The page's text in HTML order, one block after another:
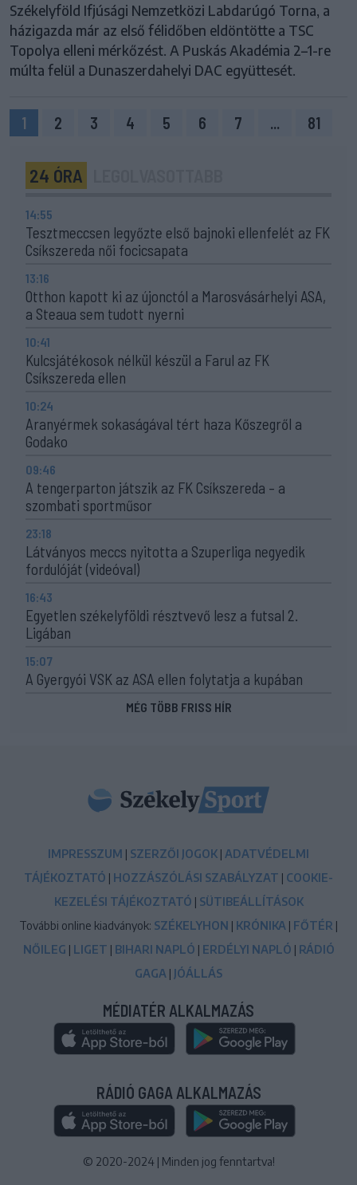
Székelyföld Ifjúsági Nemzetközi Labdarúgó Torna, a
házigazda már az első félidőben eldöntötte a TSC
Topolya elleni mérkőzést. A Puskás Akadémia 2–1-re
múlta felül a Dunaszerdahelyi DAC együttesét.
1 2 3 4 5 6 7 ... 81
24 ÓRA
14:55
Tesztmeccsen legyőzte első bajnoki ellenfelét az FK
Csíkszereda női focicsapata
13:16
Otthon kapott ki az újonctól a Marosvásárhelyi ASA,
a Steaua sem tudott nyerni
10:41
Kulcsjátékosok nélkül készül a Farul az FK
Csíkszereda ellen
10:24
Aranyérmek sokaságával tért haza Kőszegről a
Godako
09:46
A tengerparton játszik az FK Csíkszereda – a
szombati sportműsor
23:18
Látványos meccs nyitotta a Szuperliga negyedik
fordulóját (videóval)
16:43
Egyetlen székelyföldi résztvevő lesz a futsal 2.
Ligában
15:07
A Gyergyói VSK az ASA ellen folytatja a kupában
MÉG TÖBB FRISS HÍR
IMPRESSZUM | SZERZŐI JOGOK | ADATVÉDELMI
TÁJÉKOZTATÓ | HOZZÁSZÓLÁSI SZABÁLYZAT | COOKIE-
KEZELÉSI TÁJÉKOZTATÓ | SÜTIBEÁLLÍTÁSOK
További online kiadványok: SZÉKELYHON | KRÓNIKA | FŐTÉR |
NŐILEG | LIGET | BIHARI NAPLÓ | ERDÉLYI NAPLÓ | RÁDIÓ
GAGA | JÓÁLLÁS
MÉDIATÉR ALKALMAZÁS
RÁDIÓ GAGA ALKALMAZÁS
© 2020-2024 | Minden jog fenntartva!